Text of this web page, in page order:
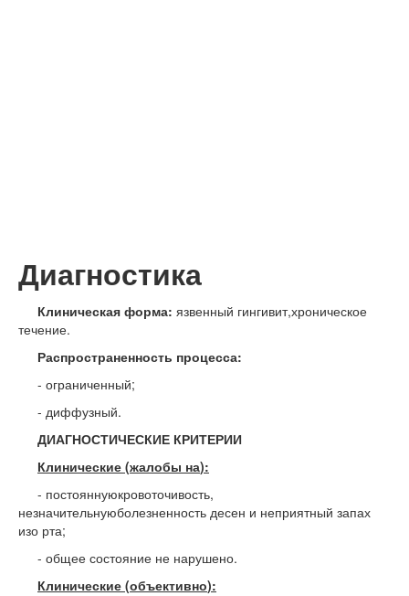
Диагностика
Клиническая форма: язвенный гингивит,хроническое
течение.
Распространенность процесса:
- ограниченный;
- диффузный.
ДИАГНОСТИЧЕСКИЕ КРИТЕРИИ
Клинические (жалобы на):
- постояннуюкровоточивость,
незначительнуюболезненность десен и неприятный запах
изо рта;
- общее состояние не нарушено.
Клинические (объективно):